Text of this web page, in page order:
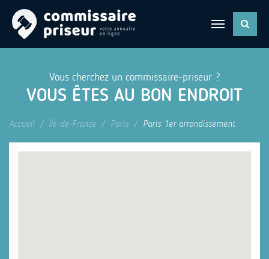
Vous cherchez un commissaire-priseur ?
VOUS ÊTES AU BON ENDROIT
Accueil Île-de-France Paris Paris 1er arrondissement